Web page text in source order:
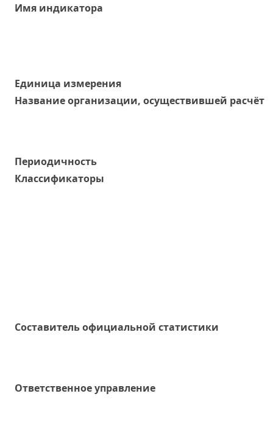
Имя индикатора
Единица измерения
Название организации, осуществившей расчёт
Периодичность
Классификаторы
Составитель официальной статистики
Ответственное управление